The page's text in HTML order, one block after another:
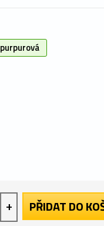
purpurová
+ PŘIDAT DO